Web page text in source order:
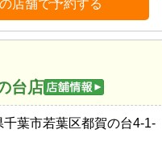
店舗で予約する
台店
千葉市若葉区都賀の台4-1-